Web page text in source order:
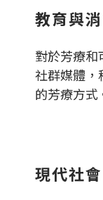
教育與
對於芳療
社群媒體，
的芳療方式
現代社